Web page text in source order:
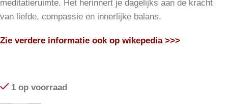
meditatieruimte. Het herinnert je dagelijks aan de kracht
van liefde, compassie en innerlijke balans.
Zie verdere informatie ook op wikepedia >>>
1 op voorraad